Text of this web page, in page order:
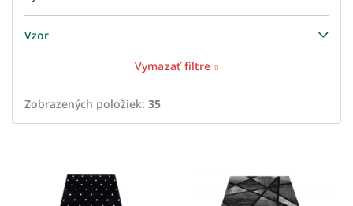
Vzor
Vymazať filtre
Zobrazených položiek: 35